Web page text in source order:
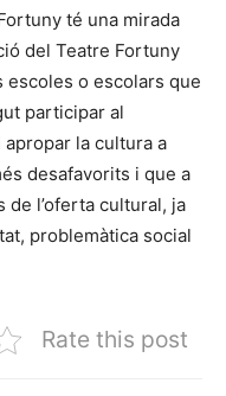
té una mirada
del Teatre Fortuny
escoles o escolars que
participar al
la cultura a
desafavorits i que a
l’oferta cultural, ja
problemàtica social
Rate this post